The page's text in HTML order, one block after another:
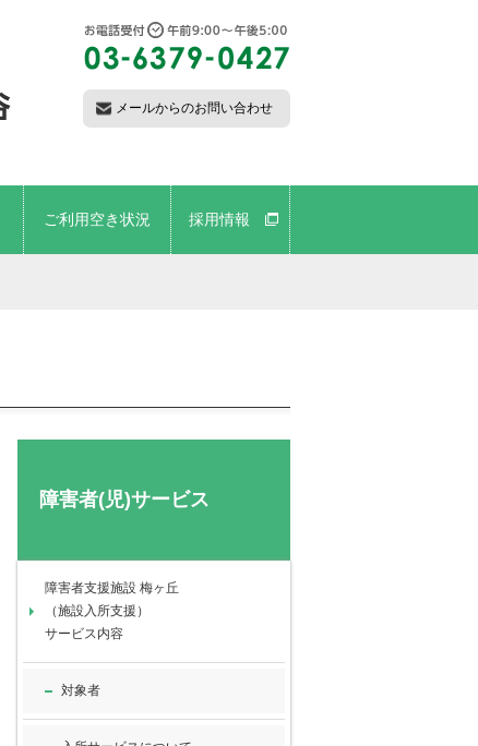
メールからのお問い合わせ
ご利用空き状況 採用情報
障害者(児)サービス
障害者支援施設 梅ヶ丘
（施設入所支援）
サービス内容
対象者